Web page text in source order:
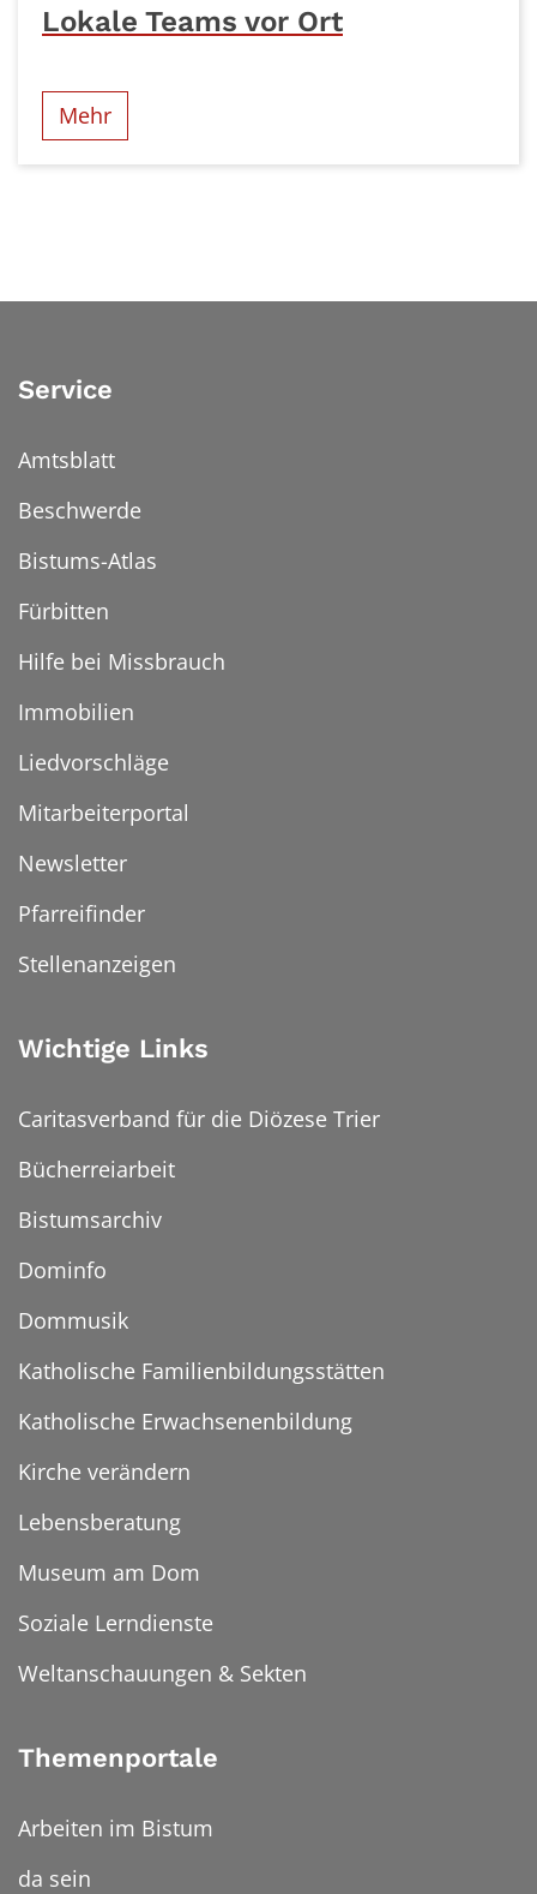
Lokale Teams vor Ort
Mehr
Service
Amtsblatt
Beschwerde
Bistums-Atlas
Fürbitten
Hilfe bei Missbrauch
Immobilien
Liedvorschläge
Mitarbeiterportal
Newsletter
Pfarreifinder
Stellenanzeigen
Wichtige Links
Caritasverband für die Diözese Trier
Bücherreiarbeit
Bistumsarchiv
Dominfo
Dommusik
Katholische Familienbildungsstätten
Katholische Erwachsenenbildung
Kirche verändern
Lebensberatung
Museum am Dom
Soziale Lerndienste
Weltanschauungen & Sekten
Themenportale
Arbeiten im Bistum
da sein